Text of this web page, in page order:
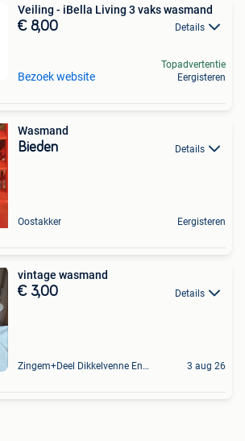
Veiling - iBella Living 3 vaks wasmand
€ 8,00 Details
Bezoek website
Topadvertentie
Eergisteren
Wasmand
Bieden Details
Oostakker Eergisteren
vintage wasmand
€ 3,00 Details
Zingem+Deel Dikkelvenne En Nederzwalm-Hermelgem 3 aug 26